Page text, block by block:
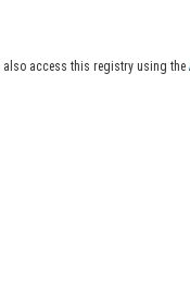
also access this registry using the